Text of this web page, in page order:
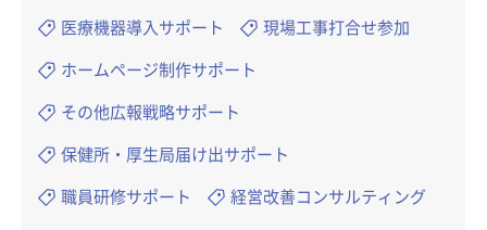
医療機器導入サポート 現場工事打合せ参加
ホームページ制作サポート
その他広報戦略サポート
保健所・厚生局届け出サポート
職員研修サポート 経営改善コンサルティング